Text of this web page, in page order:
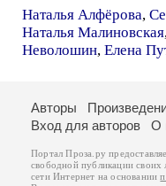
Наталья Алфёрова,
Наталья Малиновская
Неволошин, Елена
Авторы
Вход для авторов
О
Портал Проза.ру
свободной публикации своих
сети Интернет на основании